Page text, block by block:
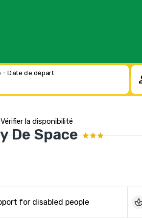
- Date de départ
Vérifier la disponibilité
De Space
for disabled people